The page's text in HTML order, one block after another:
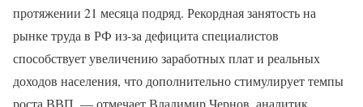
протяжении 21 месяца подряд. Рекордная занятость на
рынке труда в РФ из-за дефицита специалистов
способствует увеличению заработных плат и реальных
доходов населения, что дополнительно стимулирует темпы
роста ВВП, — отмечает Владимир Чернов, аналитик